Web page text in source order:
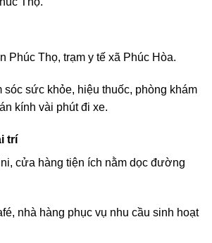
Phúc Thọ, trạm y tế xã Phúc Hòa.
sóc sức khỏe, hiệu thuốc, phòng khám
kính vài phút đi xe.
trí
cửa hàng tiện ích nằm dọc đường
nhà hàng phục vụ nhu cầu sinh hoạt